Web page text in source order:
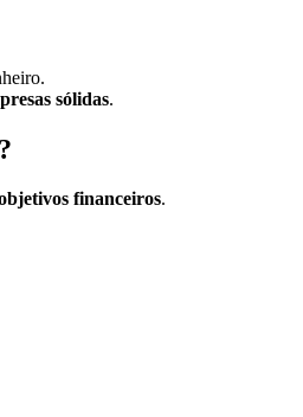
sólidas.
financeiros.